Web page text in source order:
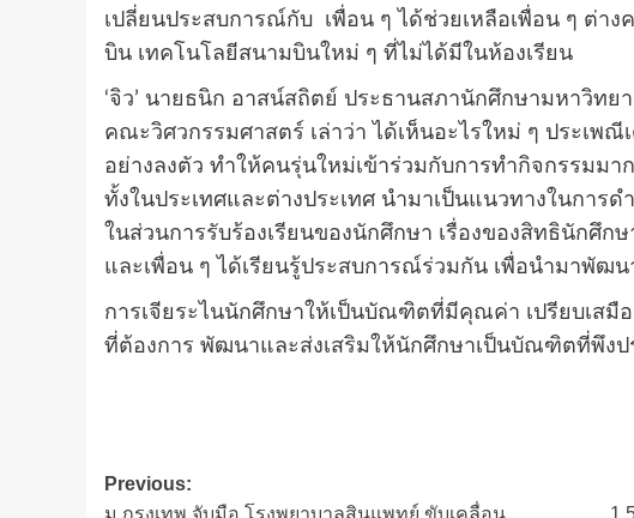
เปลี่ยนประสบการณ์กับ เพื่อน ๆ ได้ช่วยเหลือเพื่อน ๆ ต่า
บิน เทคโนโลยีสนามบินใหม่ ๆ ที่ไม่ได้มีในห้องเรียน
‘จิว’ นายธนิก อาสน์สถิตย์ ประธานสภานักศึกษามหาวิท
คณะวิศวกรรมศาสตร์ เล่าว่า ได้เห็นอะไรใหม่ ๆ ประเพ
อย่างลงตัว ทำให้คนรุ่นใหม่เข้าร่วมกับการทำกิจกรรมม
ทั้งในประเทศและต่างประเทศ นำมาเป็นแนวทางในการ
ในส่วนการรับร้องเรียนของนักศึกษา เรื่องของสิทธินักศึ
และเพื่อน ๆ ได้เรียนรู้ประสบการณ์ร่วมกัน เพื่อนำมาพัฒ
การเจียระไนนักศึกษาให้เป็นบัณฑิตที่มีคุณค่า เปรียบเสมื
ที่ต้องการ พัฒนาและส่งเสริมให้นักศึกษาเป็นบัณฑิตที่พึงป
Post
Previous: